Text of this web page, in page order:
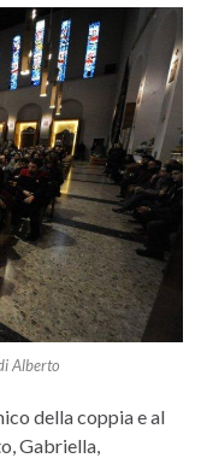
Alberto
della coppia e al
Gabriella,